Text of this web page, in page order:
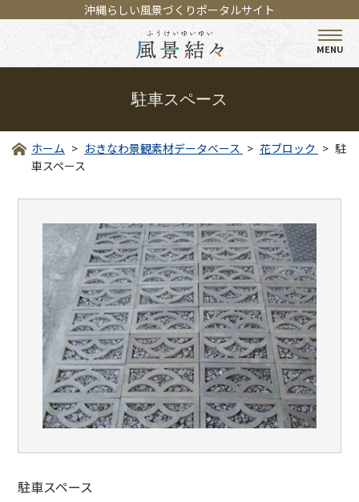
沖縄らしい風景づくりポータルサイト
MENU
駐車スペース
ホーム おきなわ景観素材データベース 花ブロック
駐
車スペース
駐車スペース